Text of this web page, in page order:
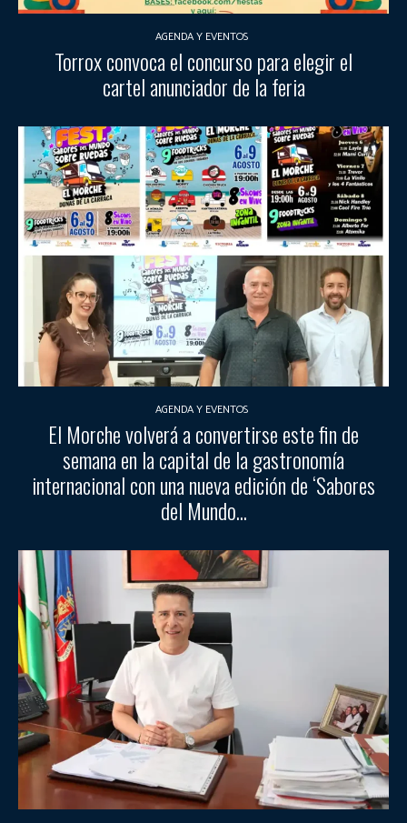
AGENDA Y EVENTOS
Torrox convoca el concurso para elegir el
cartel anunciador de la feria
AGENDA Y EVENTOS
El Morche volverá a convertirse este fin de
semana en la capital de la gastronomía
internacional con una nueva edición de ‘Sabores
del Mundo...